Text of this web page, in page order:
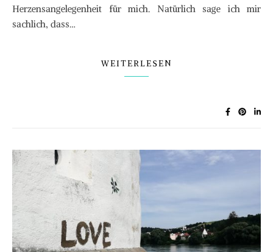
Herzensangelegenheit für mich. Natürlich sage ich mir
sachlich, dass…
WEITERLESEN